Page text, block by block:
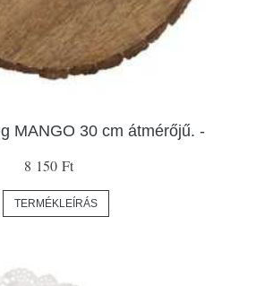
MANGO 30 cm átmérőjű. -
8 150 Ft
TERMÉKLEÍRÁS